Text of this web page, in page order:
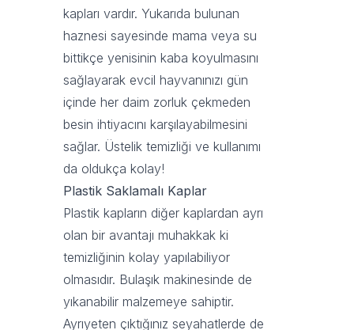
kapları vardır. Yukarıda bulunan
haznesi sayesinde mama veya su
bittikçe yenisinin kaba koyulmasını
sağlayarak evcil hayvanınızı gün
içinde her daim zorluk çekmeden
besin ihtiyacını karşılayabilmesini
sağlar. Üstelik temizliği ve kullanımı
da oldukça kolay!
Plastik Saklamalı Kaplar
Plastik kapların diğer kaplardan ayrı
olan bir avantajı muhakkak ki
temizliğinin kolay yapılabiliyor
olmasıdır. Bulaşık makinesinde de
yıkanabilir malzemeye sahiptir.
Ayrıyeten çıktığınız seyahatlerde de